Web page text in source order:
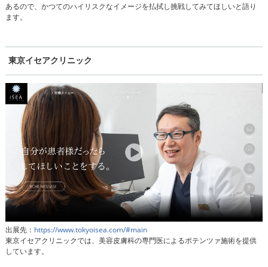
あるので、かつてのハイリスクなイメージを払拭し挑戦してみてほしいと語り
ます。
東京イセアクリニック
出展先： https://www.tokyoisea.com/#main
東京イセアクリニックでは、美容皮膚科の専門医によるポテンツァ施術を提供
しています。